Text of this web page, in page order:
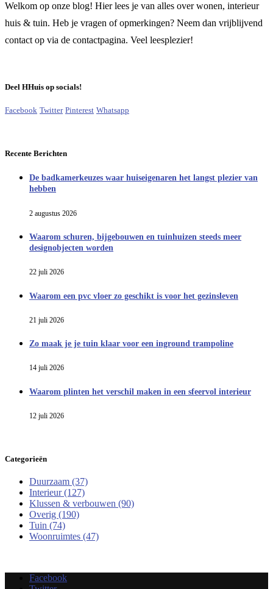
Welkom op onze blog! Hier lees je van alles over wonen, interieur
huis & tuin. Heb je vragen of opmerkingen? Neem dan vrijblijvend
contact op via de contactpagina. Veel leesplezier!
Deel HHuis op socials!
Facebook Twitter Pinterest Whatsapp
Recente Berichten
De badkamerkeuzes waar huiseigenaren het langst plezier van
hebben
2 augustus 2026
Waarom schuren, bijgebouwen en tuinhuizen steeds meer
designobjecten worden
22 juli 2026
Waarom een pvc vloer zo geschikt is voor het gezinsleven
21 juli 2026
Zo maak je je tuin klaar voor een inground trampoline
14 juli 2026
Waarom plinten het verschil maken in een sfeervol interieur
12 juli 2026
Categorieën
Duurzaam (37)
Interieur(127)
Klussen & verbouwen (90)
Overig (190)
Tuin (74)
Woonruimtes (47)
Facebook